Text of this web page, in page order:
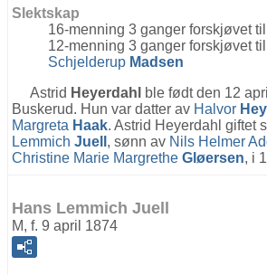
Slektskap
16-menning 3 ganger forskjøvet til
12-menning 3 ganger forskjøvet til
Schjelderup Madsen
Astrid Heyerdahl
ble født den 12
Buskerud. Hun var datter av Halvor
Margreta Haak. Astrid Heyerdahl giftet
Lemmich Juell , sønn av Nils Helmer
Christine Marie Margrethe Gløersen, i
Hans Lemmich Juell
M, f. 9 april 1874